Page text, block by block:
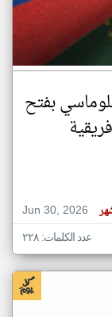
بفتح
Jun 30, 2026
عدد الكلمات: ٢٢٨